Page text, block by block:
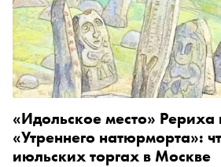
«Идольское место» Рериха
«Утреннего натюрморта»:
июльских торгах в Москве